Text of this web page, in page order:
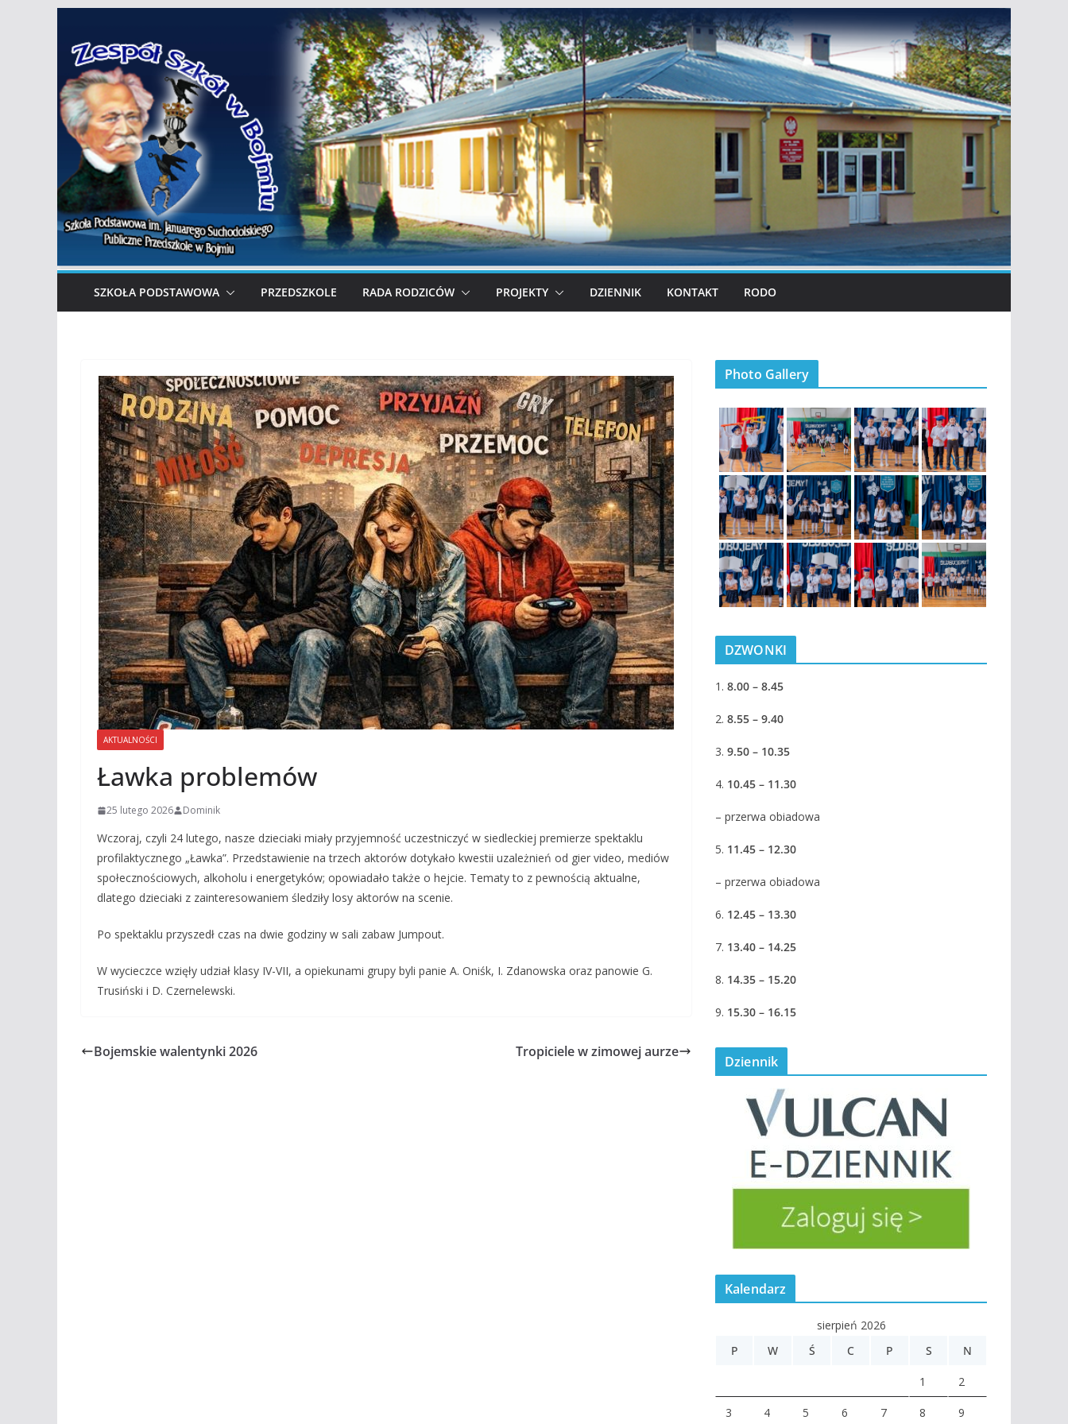
treści
SZKOŁA PODSTAWOWA PRZEDSZKOLE RADA RODZICÓW PROJEKTY DZIENNIK KONTAKT RODO
AKTUALNOŚCI
Ławka problemów
25 lutego 2026 Dominik
Wczoraj, czyli 24 lutego, nasze dzieciaki miały przyjemność uczestniczyć w siedleckiej premierze spektaklu
profilaktycznego „Ławka”. Przedstawienie na trzech aktorów dotykało kwestii uzależnień od gier video, mediów
społecznościowych, alkoholu i energetyków; opowiadało także o hejcie. Tematy to z pewnością aktualne,
dlatego dzieciaki z zainteresowaniem śledziły losy aktorów na scenie.
Po spektaklu przyszedł czas na dwie godziny w sali zabaw Jumpout.
W wycieczce wzięły udział klasy IV-VII, a opiekunami grupy byli panie A. Oniśk, I. Zdanowska oraz panowie G.
Trusiński i D. Czernelewski.
Bojemskie walentynki 2026 Tropiciele w zimowej aurze
Photo Gallery
DZWONKI
1. 8.00 – 8.45
2. 8.55 – 9.40
3. 9.50 – 10.35
4. 10.45 – 11.30
– przerwa obiadowa
5. 11.45 – 12.30
– przerwa obiadowa
6. 12.45 – 13.30
7. 13.40 – 14.25
8. 14.35 – 15.20
9. 15.30 – 16.15
Dziennik
Kalendarz
sierpień 2026
P
W Ś C P S N
1 2
3 4 5 6 7 8 9